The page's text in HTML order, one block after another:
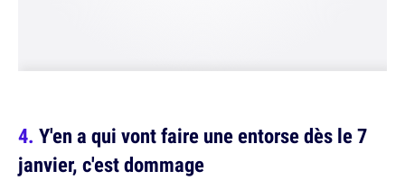
Y'en a qui vont faire une entorse dès le 7
janvier, c'est dommage